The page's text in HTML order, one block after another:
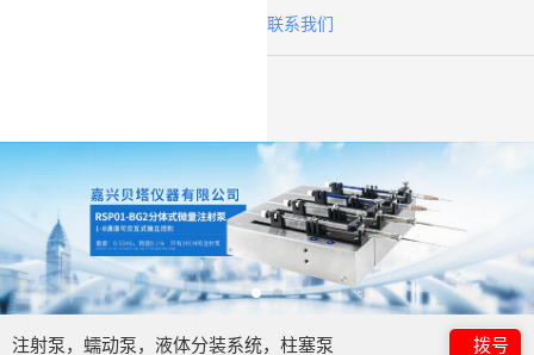
联系我们
注射泵，蠕动泵，液体分装系统，柱塞泵 拨号